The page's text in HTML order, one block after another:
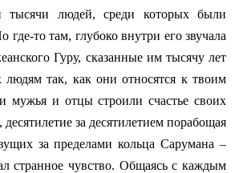
тысячи людей, среди которых были
то там, глубоко внутри его звучала
Гуру, сказанные им тысячу лет
людям так, как они относятся к твоим
мужья и отцы строили счастье своих
десятилетие за десятилетием порабощая
за пределами кольца Сарумана –
странное чувство. Общаясь с каждым